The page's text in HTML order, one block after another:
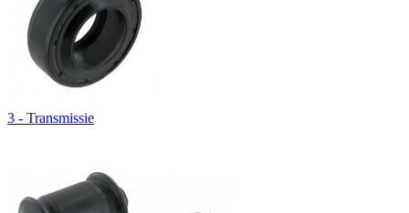
3 - Transmissie